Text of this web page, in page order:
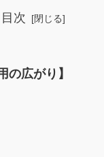
目次
の広がり】